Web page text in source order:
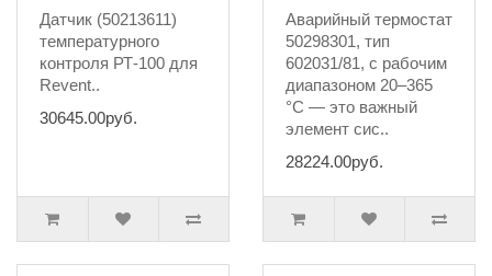
Датчик (50213611)
температурного
контроля РТ-100 для
Revent..
30645.00руб.
Аварийный термостат
50298301, тип
602031/81, с рабочим
диапазоном 20–365
°C — это важный
элемент сис..
28224.00руб.